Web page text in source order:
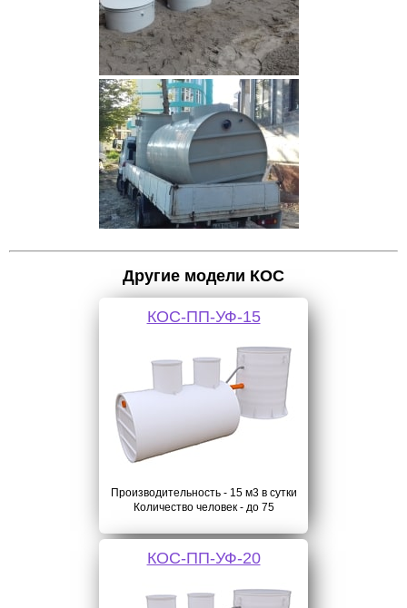
Другие модели КОС
КОС-ПП-УФ-15
Производительность - 15 м3 в сутки
Количество человек - до 75
КОС-ПП-УФ-20